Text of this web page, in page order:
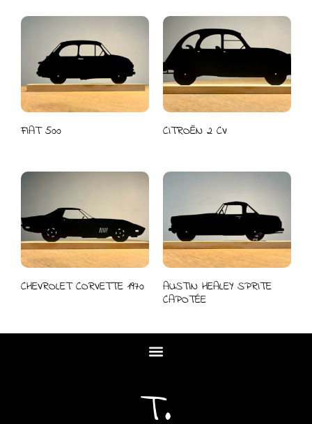
FIAT 500 CITROËN 2 CV
CHEVROLET CORVETTE 1970 AUSTIN HEALEY SPRITE
CAPOTÉE
T.